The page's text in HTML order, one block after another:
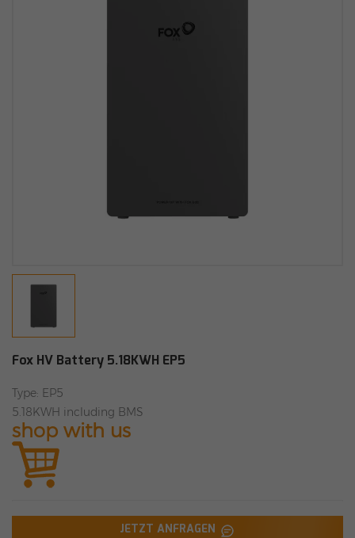
Fox HV Battery 5.18KWH EP5
Type: EP5
5.18KWH including BMS
shop with us
JETZT ANFRAGEN